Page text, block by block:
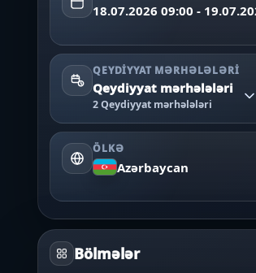
18.07.2026 09:00 -
QEYDIYYAT MƏRHƏLƏLƏRI
Qeydiyyat mərhələləri
2 Qeydiyyat mərhələləri
ÖLKƏ
Azərbaycan
Bölmələr